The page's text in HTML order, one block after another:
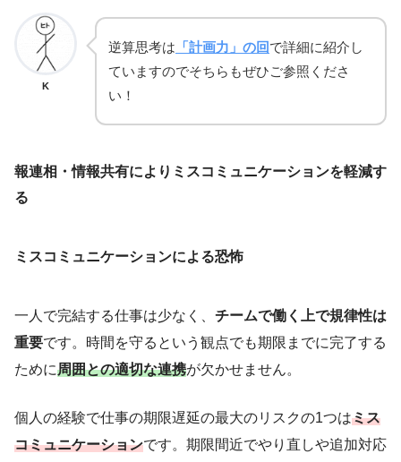
K
逆算思考は 「計画力」の回で詳細に紹介し
ていますのでそちらもぜひご参照くださ
い！
報連相・情報共有によりミスコミュニケーションを軽減す
る
ミスコミュニケーションによる恐怖
一人で完結する仕事は少なく、 チームで働く上で規律性は
重要です。時間を守るという観点でも期限までに完了する
ために周囲との適切な連携が欠かせません。
個人の経験で仕事の期限遅延の最大のリスクの1つはミス
コミュニケーションです。期限間近でやり直しや追加対応